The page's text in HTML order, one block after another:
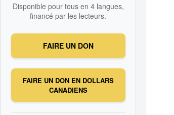
Disponible pour tous en 4 langues,
financé par les lecteurs.
FAIRE UN DON
FAIRE UN DON EN DOLLARS
CANADIENS